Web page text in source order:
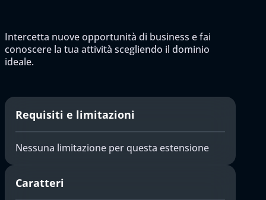
Intercetta nuove opportunità di business e fai
conoscere la tua attività scegliendo il dominio
ideale.
Requisiti e limitazioni
Nessuna limitazione per questa estensione
Caratteri